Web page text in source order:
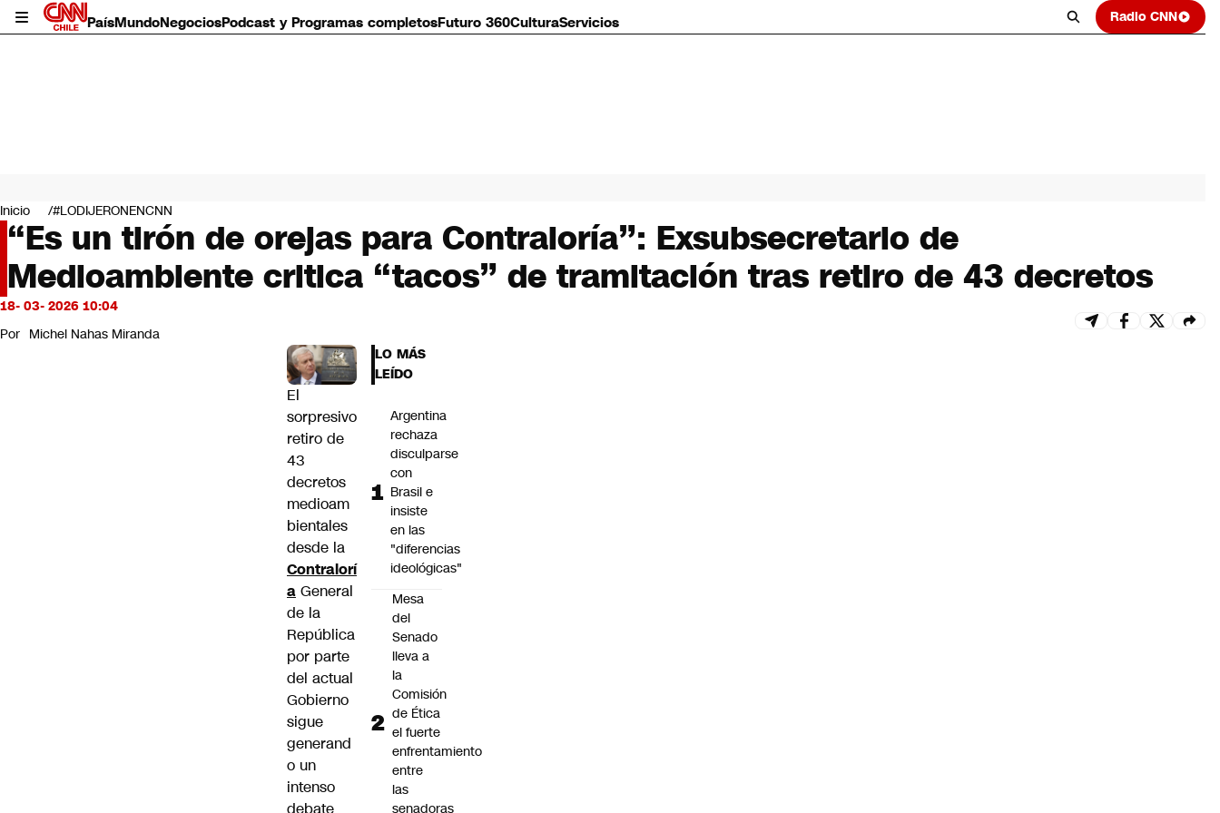
PaísMundoNegociosPodcast y Programas completosFuturo 360CulturaServicios Radio CNN
Mundo
Negocios
Deportes
Programas completos
Cultura
Servicios
Bits
CNN Data
Inicio #LODIJERONENCNN
“Es un tirón de orejas para Contraloría”: Exsubsecretario de
Medioambiente critica “tacos” de tramitación tras retiro de 43 decretos
18- 03- 2026 10:04
Por Michel Nahas Miranda
El
sorpresivo
retiro de
43
decretos
medioam
bientales
desde la
Contralorí
a General
de la
República
por parte
del actual
Gobierno
sigue
generand
o un
intenso
LO MÁS
LEÍDO
Argentina
rechaza
disculparse
con
Brasil e
insiste
en las
"diferencias
ideológicas"
Mesa
del
Senado
lleva a
la
Comisión
de Ética
el fuerte
enfrentamiento
entre
las
senadoras